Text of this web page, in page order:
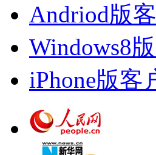
Andriod版
Windows8
iPhone版客